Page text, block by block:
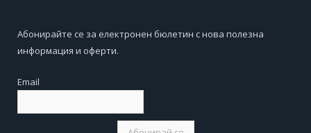
Абонирайте се за електронен бюлетин с нова полезна
информация и оферти.
Email